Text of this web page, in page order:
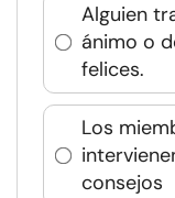
Alguien
ánimo o
felices.
Los
consejos